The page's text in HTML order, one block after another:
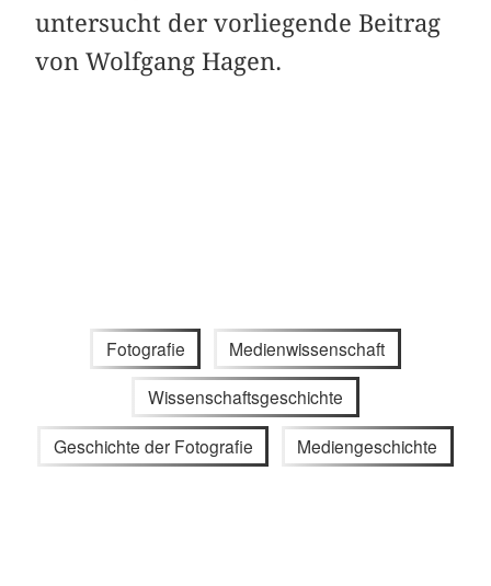
untersucht der vorliegende Beitrag
von Wolfgang Hagen.
Fotografie Medienwissenschaft
Wissenschaftsgeschichte
Geschichte der Fotografie Mediengeschichte